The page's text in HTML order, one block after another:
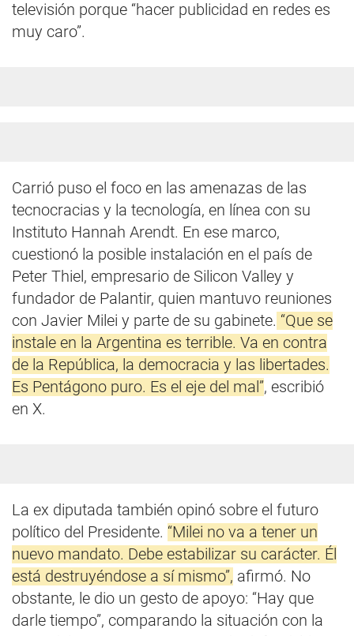
televisión porque “hacer publicidad en redes es
muy caro”.
Carrió puso el foco en las amenazas de las
tecnocracias y la tecnología, en línea con su
Instituto Hannah Arendt. En ese marco,
cuestionó la posible instalación en el país de
Peter Thiel, empresario de Silicon Valley y
fundador de Palantir, quien mantuvo reuniones
con Javier Milei y parte de su gabinete. “Que se
instale en la Argentina es terrible. Va en contra
de la República, la democracia y las libertades.
Es Pentágono puro. Es el eje del mal”, escribió
en X.
La ex diputada también opinó sobre el futuro
político del Presidente. “Milei no va a tener un
nuevo mandato. Debe estabilizar su carácter. Él
está destruyéndose a sí mismo”, afirmó. No
obstante, le dio un gesto de apoyo: “Hay que
darle tiempo”, comparando la situación con la